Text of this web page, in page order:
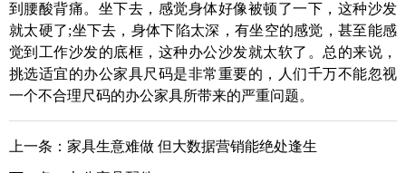
到腰酸背痛。坐下去，感觉身体好像被顿了一下，这种沙发
就太硬了;坐下去，身体下陷太深，有坐空的感觉，甚至能感
觉到工作沙发的底框，这种办公沙发就太软了。总的来说，
挑选适宜的办公家具尺码是非常重要的，人们千万不能忽视
一个不合理尺码的办公家具所带来的严重问题。
上一条： 家具生意难做 但大数据营销能绝处逢生